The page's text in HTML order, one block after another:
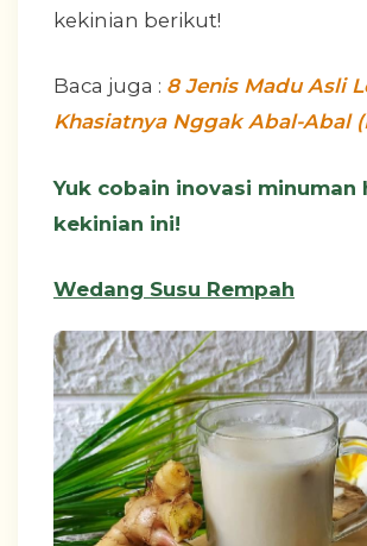
kekinian berikut!
Baca juga : 8 Jenis Madu Asli
Khasiatnya Nggak Abal-Abal
Yuk cobain inovasi minuman
kekinian ini!
Wedang Susu Rempah